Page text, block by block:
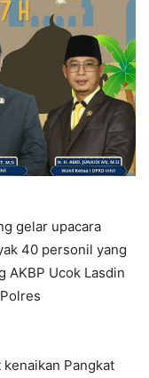
gelar upacara
40 personil yang
AKBP Ucok Lasdin
Pangkat